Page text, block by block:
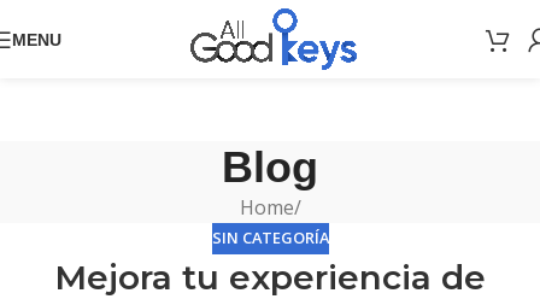
MENU
Blog
Home/
SIN CATEGORÍA
Mejora tu experiencia de